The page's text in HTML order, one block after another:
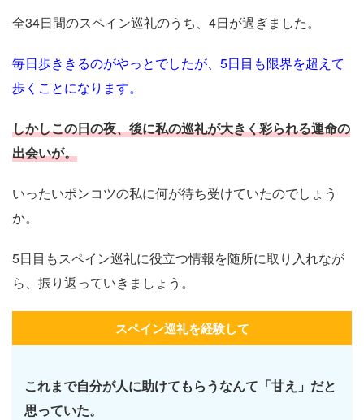
全34日間のスペイン巡礼のうち、4日が過ぎました。
毎日歩ききるのがやっとでしたが、5日目も限界を超えて
歩くことになります。
しかしこの日の夜、後に私の巡礼が大きく彩られる運命の
出会いが。
いったいポンコツの私に何が待ち受けていたのでしょう
か。
5日目もスペイン巡礼に役立つ情報を随所に取り入れなが
ら、振り返っていきましょう。
スペイン巡礼を経験して
これまで自分が人に助けてもらうなんて「甘え」だと
思っていた。